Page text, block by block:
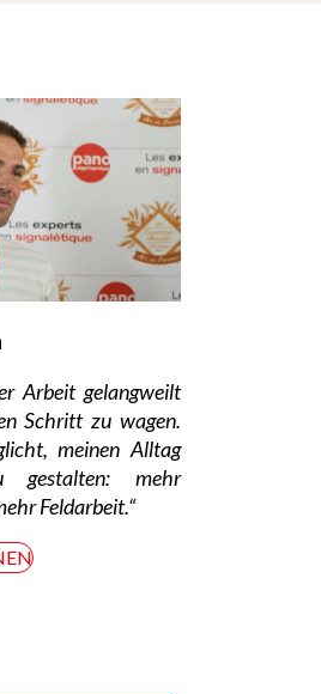
Arbeit gelangweilt
Schritt zu wagen.
meinen Alltag
gestalten: mehr
Feldarbeit.“